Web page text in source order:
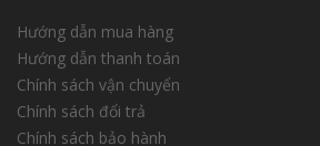
Hướng dẫn mua hàng
Hướng dẫn thanh toán
Chính sách vận chuyển
Chính sách đổi trả
Chính sách bảo hành